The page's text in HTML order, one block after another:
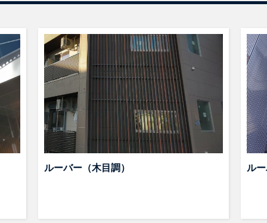
ルーバー（木目調） ル